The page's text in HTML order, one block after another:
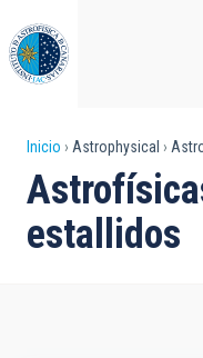
al
contenido
principal
Sobrescribir
enlaces
de
Inicio Astrophysical
estallidos